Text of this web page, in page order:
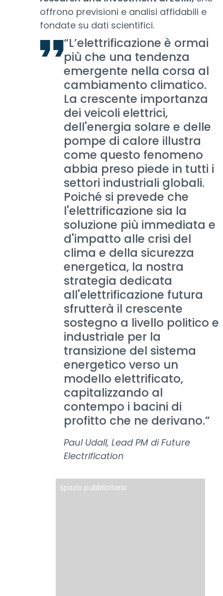
offrono previsioni e analisi affidabili e
fondate su dati scientifici.
“L’elettrificazione è ormai
più che una tendenza
emergente nella corsa al
cambiamento climatico.
La crescente importanza
dei veicoli elettrici,
dell'energia solare e delle
pompe di calore illustra
come questo fenomeno
abbia preso piede in tutti i
settori industriali globali.
Poiché si prevede che
l'elettrificazione sia la
soluzione più immediata e
d'impatto alle crisi del
clima e della sicurezza
energetica, la nostra
strategia dedicata
all'elettrificazione futura
sfrutterà il crescente
sostegno a livello politico e
industriale per la
transizione del sistema
energetico verso un
modello elettrificato,
capitalizzando al
contempo i bacini di
profitto che ne derivano.”
Paul Udall, Lead PM di Future
Electrification
Spazio pubblicitario